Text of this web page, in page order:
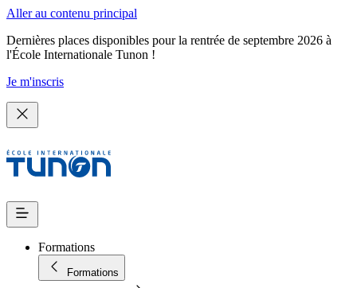
Aller au contenu principal
Dernières places disponibles pour la rentrée de septembre 2026 à
l'École Internationale Tunon !
Je m'inscris
Formations
Formations